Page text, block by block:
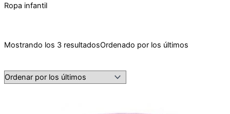
Ropa infantil
Mostrando los 3 resultadosOrdenado por los últimos